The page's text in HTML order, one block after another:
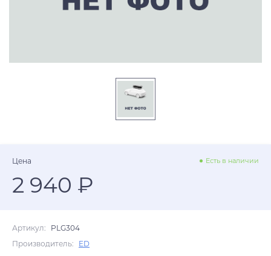
Цена Есть в наличии
2 940 ₽
Артикул:
PLG304
Производитель:
ED